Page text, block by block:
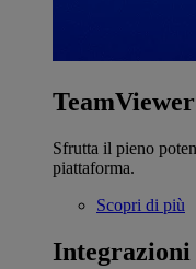
Sfrutta il pieno
piattaforma.
Scopri di più
Integrazioni